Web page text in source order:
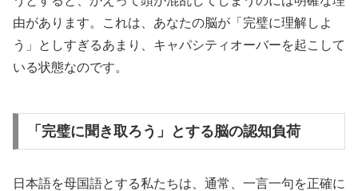
由があります。これは、あなたの脳が「完璧に理解しよ
う」としすぎるあまり、キャパシティオーバーを起こして
いる状態なのです。
「完璧に聞き取ろう」とする脳の認知負荷
日本語を母国語とする私たちは、通常、一言一句を正確に